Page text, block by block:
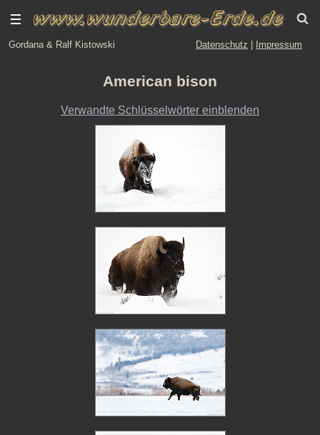
Gordana & Ralf Kistowski Datenschutz Impressum
American bison
Verwandte Schlüsselwörter einblenden